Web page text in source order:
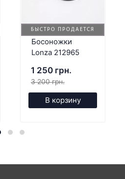
БЫСТРО ПРОДАЕТСЯ
Босоножки
Lonza 212965
1 250 грн.
3 200 грн.
В корзину